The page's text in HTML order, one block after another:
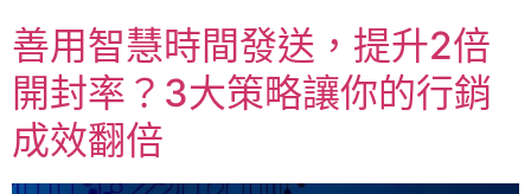
善用智慧時間發送，提升2倍
開封率？3大策略讓你的行銷
成效翻倍